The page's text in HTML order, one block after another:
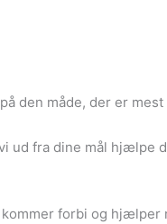
den måde, der er
ud fra dine mål
forbi og